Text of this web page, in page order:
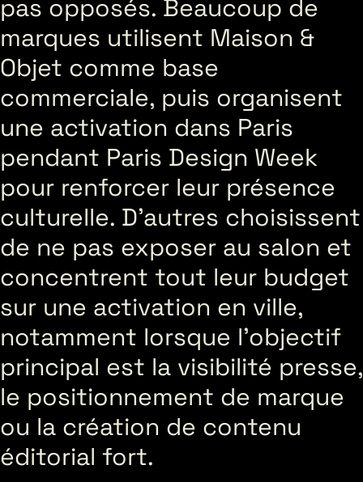
pas opposés. Beaucoup de
marques utilisent Maison &
Objet comme base
commerciale, puis organisent
une activation dans Paris
pendant Paris Design Week
pour renforcer leur présence
culturelle. D’autres choisissent
de ne pas exposer au salon et
concentrent tout leur budget
sur une activation en ville,
notamment lorsque l’objectif
principal est la visibilité presse,
le positionnement de marque
ou la création de contenu
éditorial fort.